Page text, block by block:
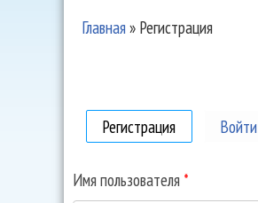
Главная» Регистрация
Регистрация (активнаяВойти
Имя пользователя *